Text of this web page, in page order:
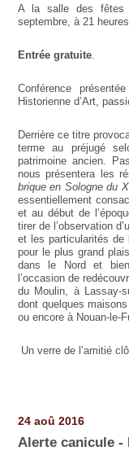
A la salle des fêtes
septembre, à 21 heures
Entrée gratuite.
Conférence
Historienne d’Art,
Derrière ce titre
terme au préjugé
patrimoine ancien.
nous présentera les
brique en Sologne du
essentiellement
et au début de
tirer de l’observation
et les particularités de
pour le plus grand
dans le Nord et
l’occasion de
du Moulin, à Lassay-
dont quelques
ou encore à Nouan-le-
Un verre de l’amitié
24 aoû 2016
Alerte canicule -